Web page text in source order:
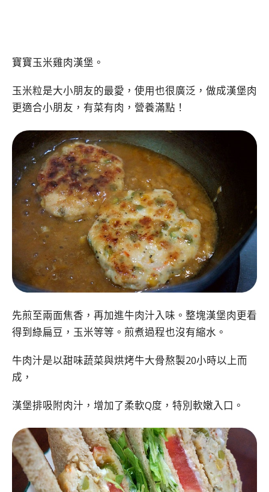
寶寶玉米雞肉漢堡。
玉米粒是大小朋友的最愛，使用也很廣泛，做成漢堡肉
更適合小朋友，有菜有肉，營養滿點！
先煎至兩面焦香，再加進牛肉汁入味。整塊漢堡肉更看
得到綠扁豆，玉米等等。煎煮過程也沒有縮水。
牛肉汁是以甜味蔬菜與烘烤牛大骨熬製20小時以上而
成，
漢堡排吸附肉汁，增加了柔軟Q度，特別軟嫩入口。